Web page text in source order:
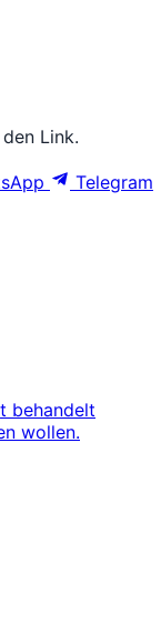
Link.
Telegram
behandelt
wollen.